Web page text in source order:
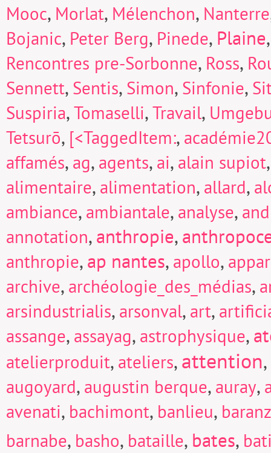
Mooc, Morlat, Mélenchon, Nanterre
Bojanic, Peter Berg, Pinede, Plaine
Rencontres pre-Sorbonne, Ross,
Sennett, Sentis, Simon, Sinfonie,
Suspiria,Tomaselli,Travail,
Tetsurō, [<TaggedItem:,
affamés, ag, agents, ai, alain supiot
alimentaire, alimentation, allard,
ambiance, ambiantale, analyse,
annotation,anthropie,
anthropie,ap nantes, apollo,
archive, archéologie_des_médias,
arsindustrialis, arsonval, art,
assange, assayag, astrophysique,
atelierproduit, ateliers,attention,
augoyard, augustin berque, auray,
avenati, bachimont, banlieu,
barnabe, basho, bataille, bates,